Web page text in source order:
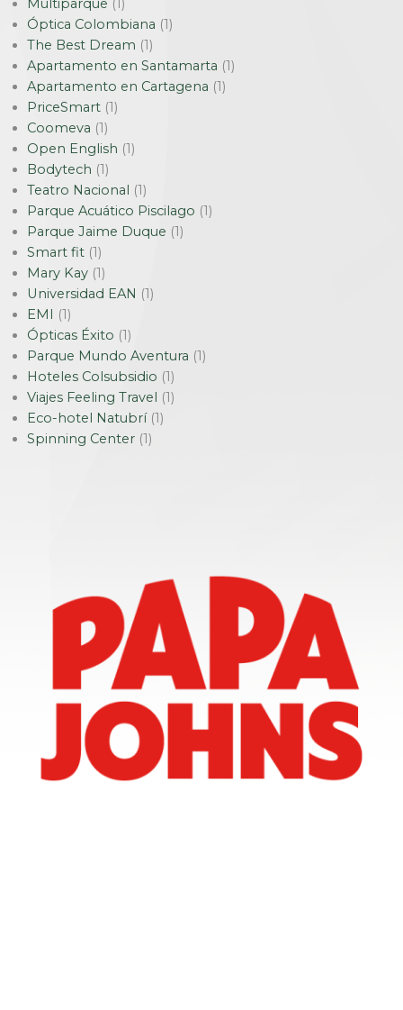
Multiparque (1)
Óptica Colombiana (1)
The Best Dream (1)
Apartamento en Santamarta (1)
Apartamento en Cartagena (1)
PriceSmart (1)
Coomeva (1)
Open English (1)
Bodytech (1)
Teatro Nacional (1)
Parque Acuático Piscilago (1)
Parque Jaime Duque (1)
Smart fit (1)
Mary Kay (1)
Universidad EAN (1)
EMI (1)
Ópticas Éxito (1)
Parque Mundo Aventura (1)
Hoteles Colsubsidio (1)
Viajes Feeling Travel (1)
Eco-hotel Natubrí(1)
Spinning Center (1)